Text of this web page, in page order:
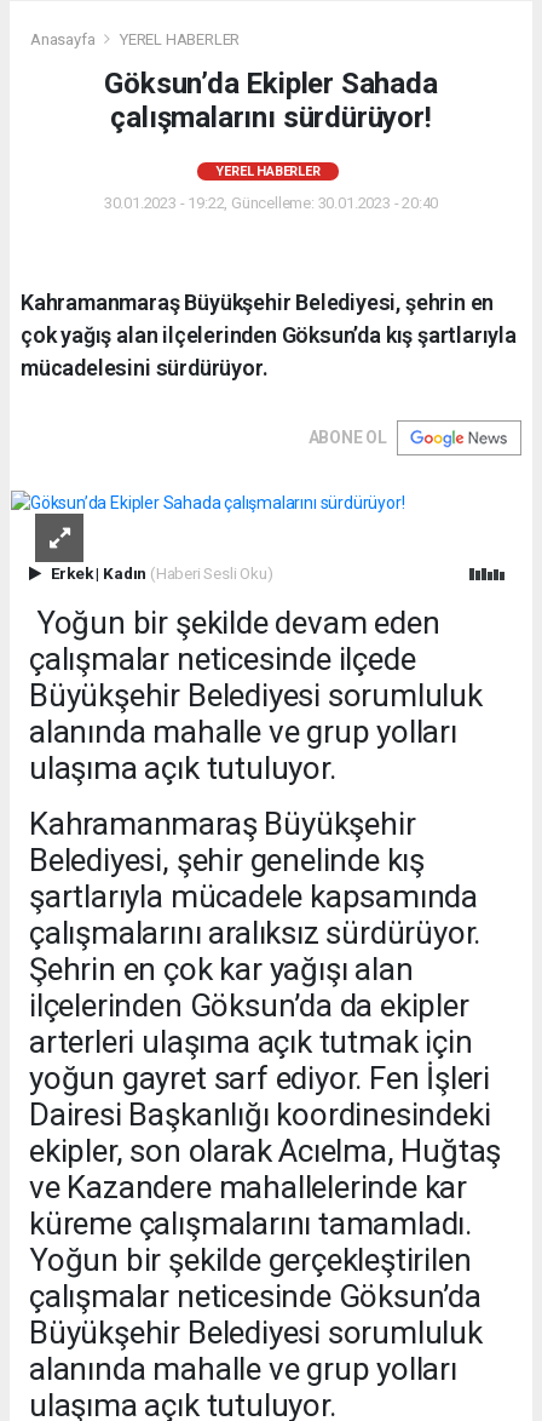
Anasayfa YEREL HABERLER
Göksun’da Ekipler Sahada
çalışmalarını sürdürüyor!
YEREL HABERLER
30.01.2023 - 19:22, Güncelleme: 30.01.2023 - 20:40
Kahramanmaraş Büyükşehir Belediyesi, şehrin en
çok yağış alan ilçelerinden Göksun’da kış şartlarıyla
mücadelesini sürdürüyor.
ABONE OL
Erkek| Kadın (Haberi Sesli Oku)
Yoğun bir şekilde devam eden
çalışmalar neticesinde ilçede
Büyükşehir Belediyesi sorumluluk
alanında mahalle ve grup yolları
ulaşıma açık tutuluyor.
Kahramanmaraş Büyükşehir
Belediyesi, şehir genelinde kış
şartlarıyla mücadele kapsamında
çalışmalarını aralıksız sürdürüyor.
Şehrin en çok kar yağışı alan
ilçelerinden Göksun’da da ekipler
arterleri ulaşıma açık tutmak için
yoğun gayret sarf ediyor. Fen İşleri
Dairesi Başkanlığı koordinesindeki
ekipler, son olarak Acıelma, Huğtaş
ve Kazandere mahallelerinde kar
küreme çalışmalarını tamamladı.
Yoğun bir şekilde gerçekleştirilen
çalışmalar neticesinde Göksun’da
Büyükşehir Belediyesi sorumluluk
alanında mahalle ve grup yolları
ulaşıma açık tutuluyor.